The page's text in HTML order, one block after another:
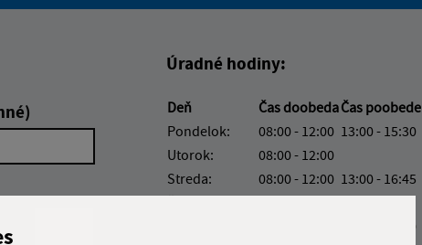
Úradné hodiny:
Deň Čas doobedaČas poobede
Pondelok:
08:00 - 12:00 13:00 - 15:30
Utorok:
08:00 - 12:00
Streda:
08:00 - 12:00 13:00 - 16:45
Štvrtok:
nestránkový deň
13:00 - 14:00